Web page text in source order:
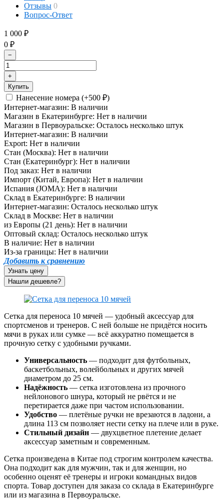
Отзывы 0
Вопрос-Ответ
1 000 ₽
0 ₽
−
+
Купить
Нанесение номера (+500 ₽)
Интернет-магазин: В наличии
Магазин в Екатеринбурге: Нет в наличии
Магазин в Первоуральске: Осталось несколько штук
Интернет-магазин: В наличии
Export: Нет в наличии
Стан (Москва): Нет в наличии
Стан (Екатеринбург): Нет в наличии
Под заказ: Нет в наличии
Импорт (Китай, Европа): Нет в наличии
Испания (JOMA): Нет в наличии
Склад в Екатеринбурге: В наличии
Интернет-магазин: Осталось несколько штук
Склад в Москве: Нет в наличии
из Европы (21 день): Нет в наличии
Оптовый склад: Осталось несколько штук
В наличие: Нет в наличии
Из-за границы: Нет в наличии
Добавить к сравнению
Узнать цену
Сетка для переноса 10 мячей — удобный аксессуар для
спортсменов и тренеров. С ней больше не придётся носить
мячи в руках или сумке — всё аккуратно помещается в
прочную сетку с удобными ручками.
Универсальность — подходит для футбольных,
баскетбольных, волейбольных и других мячей
диаметром до 25 см.
Надёжность — сетка изготовлена из прочного
нейлонового шнура, который не рвётся и не
перетирается даже при частом использовании.
Удобство — плетёные ручки не врезаются в ладони, а
длина 113 см позволяет нести сетку на плече или в руке.
Стильный дизайн — двухцветное плетение делает
аксессуар заметным и современным.
Сетка произведена в Китае под строгим контролем качества.
Она подходит как для мужчин, так и для женщин, но
особенно оценят её тренеры и игроки командных видов
спорта. Товар доступен для заказа со склада в Екатеринбурге
или из магазина в Первоуральске.